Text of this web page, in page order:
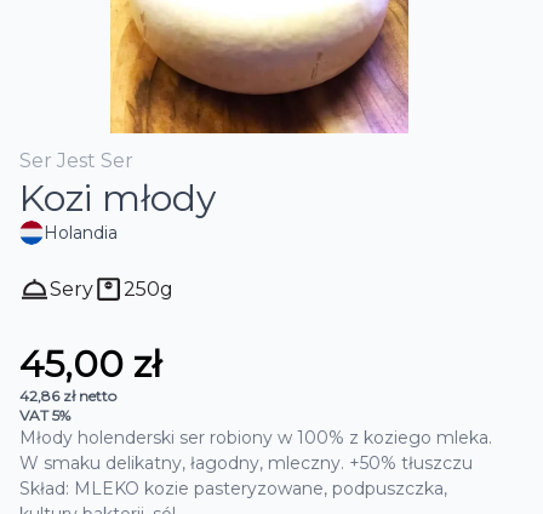
Ser Jest Ser
Kozi młody
Holandia
Sery 250g
45,00 zł
42,86 zł netto
VAT 5%
Młody holenderski ser robiony w 100% z koziego mleka.
W smaku delikatny, łagodny, mleczny. +50% tłuszczu
Skład: MLEKO kozie pasteryzowane, podpuszczka,